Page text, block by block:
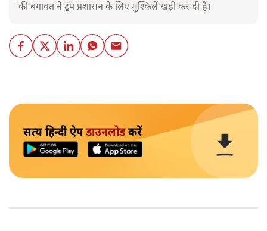
की बगावत ने ट्रंप प्रशासन के लिए मुश्किलें खड़ी कर दी हैं।
सत्य हिन्दी ऐपडाउनलोडकरें